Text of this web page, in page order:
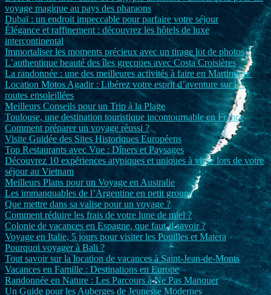
voyage magique au pays des pharaons
Dubaï : un endroit impeccable pour parfaire votre séjour
Élégance et raffinement : découvrez les hôtels de luxe
intercontinental
Immortaliser les moments précieux avec un tirage lot de photos
L’authentique beauté des îles grecques avec Costa Croisières
La randonnée : une des meilleures activités à faire en Martinique
Location Motos Agadir : Libérez votre esprit d’aventure sur les
routes ensoleillées
Meilleurs Conseils pour un Trip à la Plage
Toulouse, une destination touristique incontournable en France
Comment préparer un voyage réussi ?
Visite Guidée des Sites Historiques Européens
Top Restaurants avec Vue : Dîners et Paysages
Découvrez 10 expériences atypiques et uniques à vivre lors de votre
séjour au Vietnam
Meilleurs Plans pour un Voyage en Australie
Les immanquables de l’Argentine en petit groupe
Que mettre dans sa valise pour un voyage ?
Comment réduire les frais de votre lune de miel ?
Colonie de vacances en Espagne, que faut-il savoir ?
Voyage en Italie, 5 jours pour visiter les Pouilles et Matera
Pourquoi voyager à Bali ?
Tout savoir sur la location de vacances à Saint-Jean-de-Monts
Vacances en Famille : Destinations en Europe
Randonnée en Nature : Les Parcours à Ne Pas Manquer
Un Guide pour les Auberges de Jeunesse Modernes